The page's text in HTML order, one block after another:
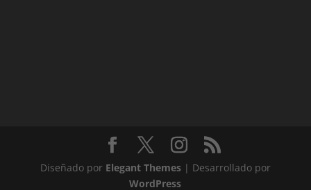
Diseñado por Elegant Themes| Desarrollado por
WordPress